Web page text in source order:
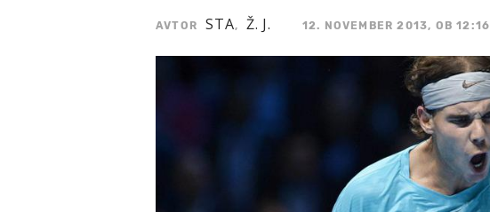
AVTOR STA, Ž. J. 12. NOVEMBER 2013, OB 12:16